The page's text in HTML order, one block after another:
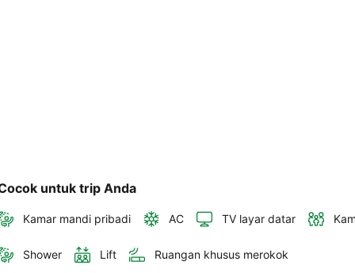
untuk trip Anda
Kamar mandi pribadi AC TV layar datar
Shower Lift Ruangan khusus merokok